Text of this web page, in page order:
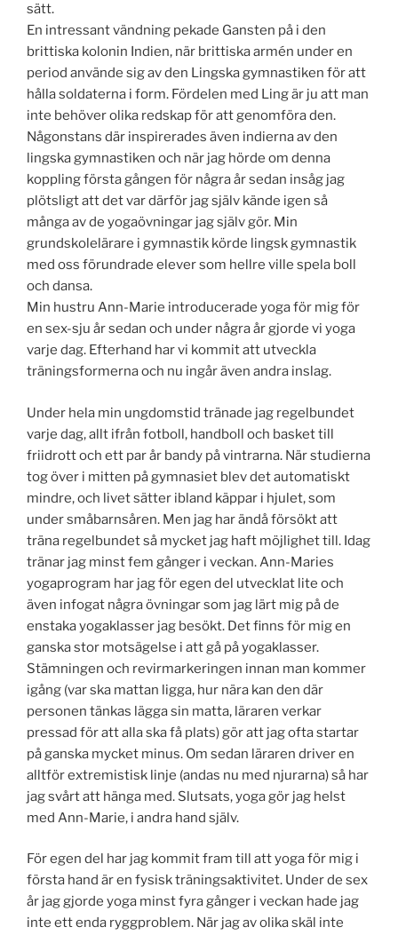
sätt.
En intressant vändning pekade Gansten på i den
brittiska kolonin Indien, när brittiska armén under en
period använde sig av den Lingska gymnastiken för att
hålla soldaterna i form. Fördelen med Ling är ju att man
inte behöver olika redskap för att genomföra den.
Någonstans där inspirerades även indierna av den
lingska gymnastiken och när jag hörde om denna
koppling första gången för några år sedan insåg jag
plötsligt att det var därför jag själv kände igen så
många av de yogaövningar jag själv gör. Min
grundskolelärare i gymnastik körde lingsk gymnastik
med oss förundrade elever som hellre ville spela boll
och dansa.
Min hustru Ann-Marie introducerade yoga för mig för
en sex-sju år sedan och under några år gjorde vi yoga
varje dag. Efterhand har vi kommit att utveckla
träningsformerna och nu ingår även andra inslag.
Under hela min ungdomstid tränade jag regelbundet
varje dag, allt ifrån fotboll, handboll och basket till
friidrott och ett par år bandy på vintrarna. När studierna
tog över i mitten på gymnasiet blev det automatiskt
mindre, och livet sätter ibland käppar i hjulet, som
under småbarnsåren. Men jag har ändå försökt att
träna regelbundet så mycket jag haft möjlighet till. Idag
tränar jag minst fem gånger i veckan. Ann-Maries
yogaprogram har jag för egen del utvecklat lite och
även infogat några övningar som jag lärt mig på de
enstaka yogaklasser jag besökt. Det finns för mig en
ganska stor motsägelse i att gå på yogaklasser.
Stämningen och revirmarkeringen innan man kommer
igång (var ska mattan ligga, hur nära kan den där
personen tänkas lägga sin matta, läraren verkar
pressad för att alla ska få plats) gör att jag ofta startar
på ganska mycket minus. Om sedan läraren driver en
alltför extremistisk linje (andas nu med njurarna) så har
jag svårt att hänga med. Slutsats, yoga gör jag helst
med Ann-Marie, i andra hand själv.
För egen del har jag kommit fram till att yoga för mig i
första hand är en fysisk träningsaktivitet. Under de sex
år jag gjorde yoga minst fyra gånger i veckan hade jag
inte ett enda ryggproblem. När jag av olika skäl inte